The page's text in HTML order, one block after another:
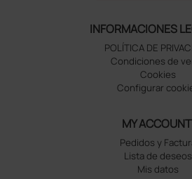
INFORMACIONES
POLÍTICA DE
Condiciones de
Cookies
Configurar
MY ACCOUNT
Pedidos y
Lista de deseos
Mis datos